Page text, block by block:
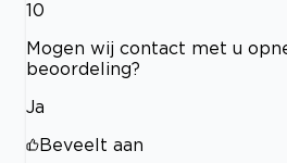
10
Mogen wij contact met u
beoordeling?
Ja
Beveelt aan